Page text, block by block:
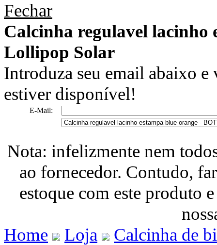
Fechar
Calcinha regulavel lacinho
Lollipop Solar
Introduza seu email abaixo
estiver disponível!
E-Mail:
Nota: infelizmente nem
ao fornecedor. Contudo,
estoque com este produto
Home
Loja
Calcinha de